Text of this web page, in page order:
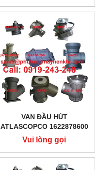
VAN ĐẦU HÚT
ATLASCOPCO 1622878600
Vui lòng gọi